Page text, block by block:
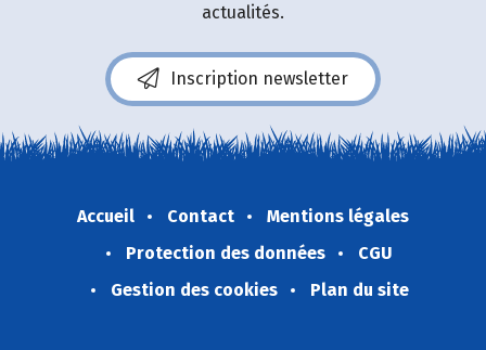
actualités.
Inscription newsletter
Accueil Contact
Mentions légales
Protection des données
CGU
Gestion des cookies
Plan du site